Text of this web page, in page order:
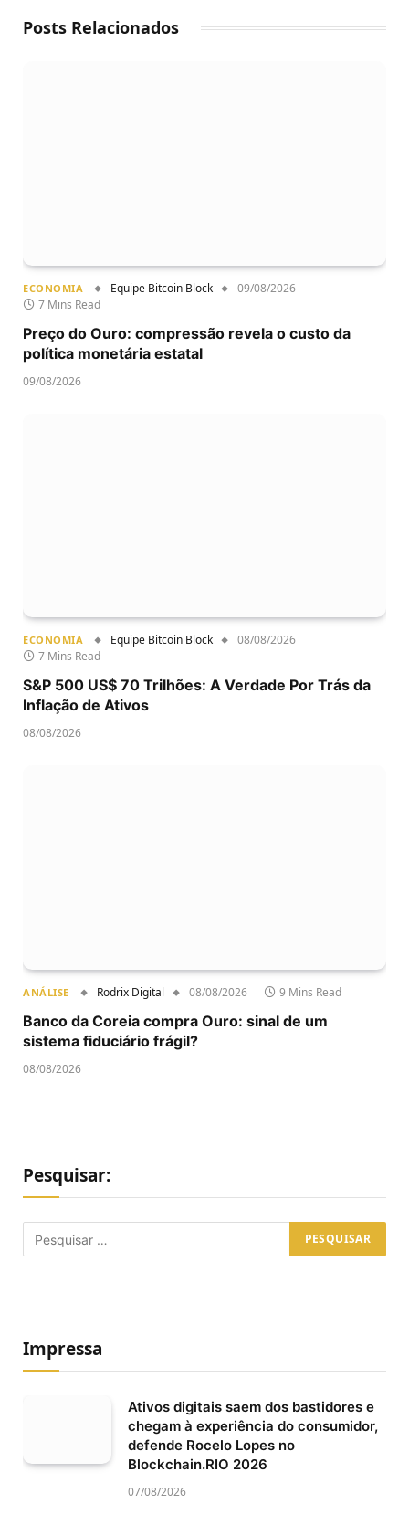
Posts Relacionados
ECONOMIA Equipe Bitcoin Block
09/08/2026
7 Mins Read
Preço do Ouro: compressão revela o custo da
política monetária estatal
09/08/2026
ECONOMIA Equipe Bitcoin Block
08/08/2026
7 Mins Read
S&P 500 US$ 70 Trilhões: A Verdade Por Trás da
Inflação de Ativos
08/08/2026
ANÁLISE Rodrix Digital 08/08/2026 9 Mins Read
Banco da Coreia compra Ouro: sinal de um
sistema fiduciário frágil?
08/08/2026
Pesquisar:
Impressa
Ativos digitais saem dos bastidores e
chegam à experiência do consumidor,
defende Rocelo Lopes no
Blockchain.RIO 2026
07/08/2026